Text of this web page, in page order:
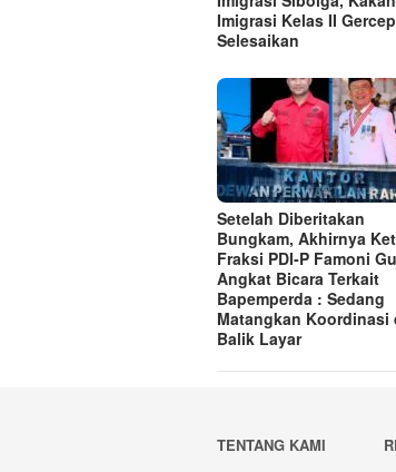
Imigrasi Kelas II Gercep
Selesaikan
Setelah Diberitakan
Bungkam, Akhirnya
Fraksi PDI-P Famoni
Angkat Bicara Terkait
Bapemperda : Sedang
Matangkan Koordinasi
Balik Layar
TENTANG KAMI